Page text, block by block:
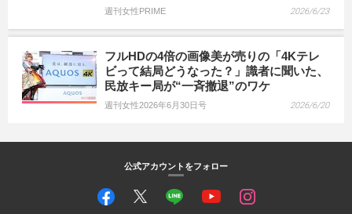
週刊女性PRIME 2026/6/23
フルHDの4倍の画像美が売りの「4Kテレ
ビって結局どうなった？」識者に聞いた、
民放キー局が“一斉撤退”のワケ
週刊女性2026年6月30日号 2026/6/20
公式アカウントをフォロー